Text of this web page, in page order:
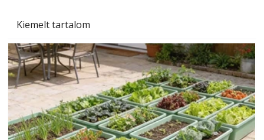
Kiemelt tartalom